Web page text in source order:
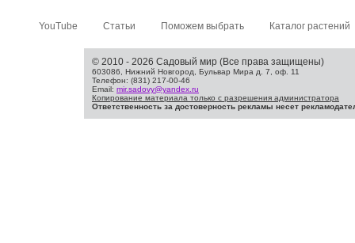
YouTube Статьи Поможем выбрать Каталог растений
© 2010 - 2026 Садовый мир (Все права защищены)
603086, Нижний Новгород, Бульвар Мира д. 7, оф. 11
Телефон: (831) 217-00-46
Email: mir.sadovy@yandex.ru
Копирование материала только с разрешения администратора
Ответственность за достоверность рекламы несет